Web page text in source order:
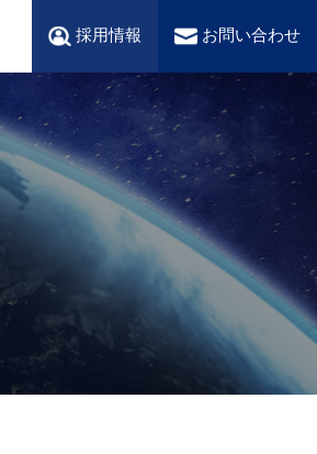
採用情報 お問い合わせ